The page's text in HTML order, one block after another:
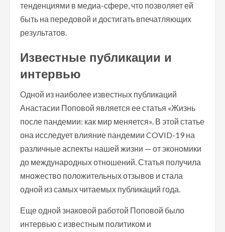
тенденциями в медиа-сфере, что позволяет ей
быть на передовой и достигать впечатляющих
результатов.
Известные публикации и
интервью
Одной из наиболее известных публикаций
Анастасии Поповой является ее статья «Жизнь
после пандемии: как мир меняется». В этой статье
она исследует влияние пандемии COVID-19 на
различные аспекты нашей жизни — от экономики
до международных отношений. Статья получила
множество положительных отзывов и стала
одной из самых читаемых публикаций года.
Еще одной знаковой работой Поповой было
интервью с известным политиком и